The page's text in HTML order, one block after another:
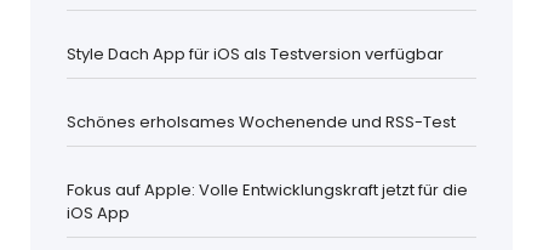
Style Dach App für iOS als Testversion verfügbar
Schönes erholsames Wochenende und RSS-Test
Fokus auf Apple: Volle Entwicklungskraft jetzt für die
iOS App